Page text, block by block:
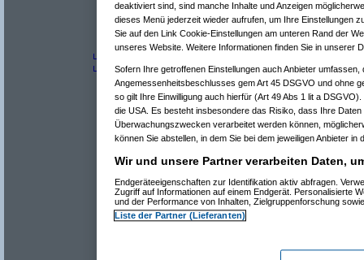
Re(9): Ist für mich ein Benzin- oder ein Dieselmotor
Re(10): Ist für mich ein Benzin- oder ein
Re(11): Ist für mich ein Benzin- oder ein
Re(11): Ist für mich ein Benzin- oder ein
Re(7): Ist für mich ein Benzin- oder ein Dieselmotor
Re(8): Ist für mich ein Benzin- oder ein Dieselmotor
Re(9): Ist für mich ein Benzin- oder ein Dieselmotor
Re(10): Ist für mich ein Benzin- oder ein
Re(11): Ist für mich ein Benzin- oder ein
^ Forum Auto & Motorrad #4679984
sind und ebenfalls auch schon ein paar teile
13.03.2008, 01:56 Uhr - Editiert vonUser6465, alte
deaktiviert sind, sind manche Inhalte und Anzeigen
dieses Menü jederzeit wieder aufrufen, um Ihre Einstellungen
Sie auf den Link Cookie-Einstellungen am unteren Rand der
unseres Website. Weitere Informationen finden Sie in unserer
Sofern Ihre getroffenen Einstellungen auch Anbieter
Angemessenheitsbeschlusses gem Art 45 DSGVO und ohne
so gilt Ihre Einwilligung auch hierfür (Art 49 Abs 1 lit a
die USA. Es besteht insbesondere das Risiko, dass Ihre
Überwachungszwecken verarbeitet werden können,
können Sie abstellen, in dem Sie bei dem jeweiligen Anbieter in
Wir und unsere Partner verarbeiten Daten,
Endgeräteeigenschaften zur Identifikation aktiv abfragen.
Zugriff auf Informationen auf einem Endgerät. Personalisierte
und der Performance von Inhalten, Zielgruppenforschung
Liste der Partner (Lieferanten)